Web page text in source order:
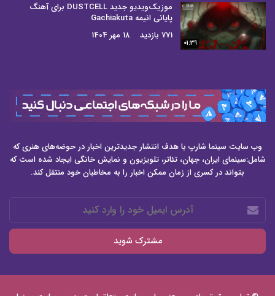
01:39
موزیک‌ویدیو جدید DUSTCELL برای آهنگ
پایانی انیمه Gachiakuta
771 بازدید
18 مهر 1404
وب سایت سینما شارپ با هدف انتشار جدیدترین اخبار در حوضه‌های هنری که
شامل:سینمای ایران، جهان، تئاتر، تلویزیون و نمایش خانگی ایجاد شده است که
بتواند در کسری از زمان ممکن اخبار را به مخاطبان خود منتقل کند.
آدرس
ایمیل
خود
وارد